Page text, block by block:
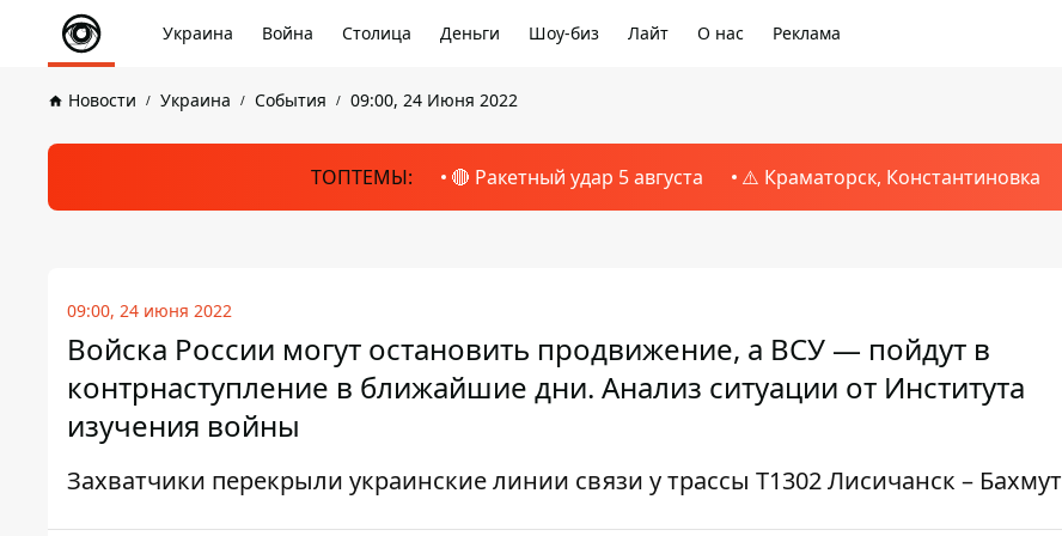
Украина Война Столица Деньги Шоу-биз Лайт О нас Реклама
Новости Украина События 09:00, 24 Июня 2022
ТОПТЕМЫ: 🔴 Ракетный удар 5 августа ⚠️ Краматорск, Константиновка
09:00, 24 июня 2022
Войска России могут остановить продвижение, а ВСУ — пойдут в
контрнаступление в ближайшие дни. Анализ ситуации от Института
изучения войны
Захватчики перекрыли украинские линии связи у трассы Т1302 Лисичанск – Бахмут